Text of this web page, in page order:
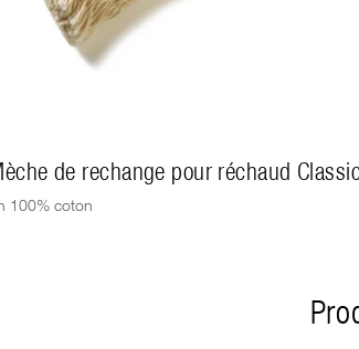
de rechange pour réchaud
100% coton